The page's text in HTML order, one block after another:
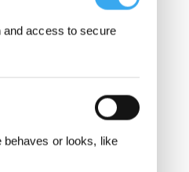
and access to secure
behaves or looks, like